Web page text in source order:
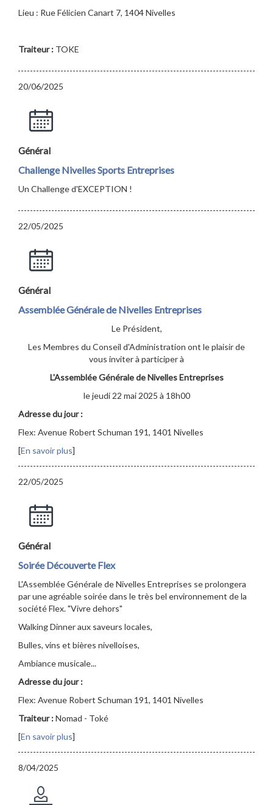
Lieu : Rue Félicien Canart 7, 1404 Nivelles
Traiteur : TOKE
20/06/2025
Général
Challenge Nivelles Sports Entreprises
Un Challenge d'EXCEPTION !
22/05/2025
Général
Assemblée Générale de Nivelles Entreprises
Le Président,
Les Membres du Conseil d'Administration ont le plaisir de
vous inviter à participer à
L'Assemblée Générale de Nivelles Entreprises
le jeudi 22 mai 2025 à 18h00
Adresse du jour :
Flex: Avenue Robert Schuman 191, 1401 Nivelles
[En savoir plus]
22/05/2025
Général
Soirée Découverte Flex
L'Assemblée Générale de Nivelles Entreprises se prolongera
par une agréable soirée dans le très bel environnement de la
société Flex. "Vivre dehors"
Walking Dinner aux saveurs locales,
Bulles, vins et bières nivelloises,
Ambiance musicale...
Adresse du jour :
Flex: Avenue Robert Schuman 191, 1401 Nivelles
Traiteur :Nomad - Toké
[En savoir plus]
8/04/2025